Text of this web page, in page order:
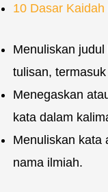
10 Dasar
Menuliskan
tulisan,
Menegaskan
kata dalam
Menuliskan kata
nama ilmiah.